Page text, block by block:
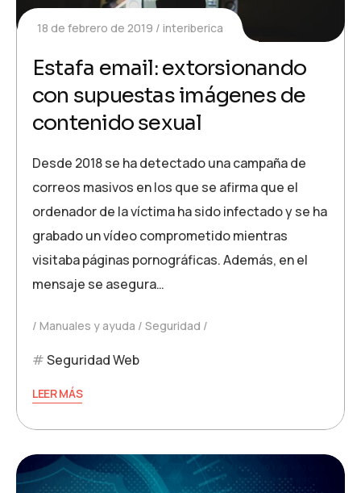
18 de febrero de 2019 interiberica
Estafa email: extorsionando
con supuestas imágenes de
contenido sexual
Desde 2018 se ha detectado una campaña de
correos masivos en los que se afirma que el
ordenador de la víctima ha sido infectado y se ha
grabado un vídeo comprometido mientras
visitaba páginas pornográficas. Además, en el
mensaje se asegura…
Manuales y ayuda Seguridad
Seguridad Web
LEER MÁS